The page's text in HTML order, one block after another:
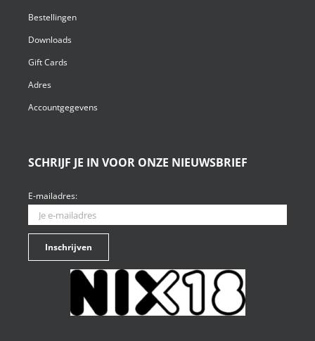
Bestellingen
Downloads
Gift Cards
Adres
Accountgegevens
SCHRIJF JE IN VOOR ONZE NIEUWSBRIEF
E-mailadres: